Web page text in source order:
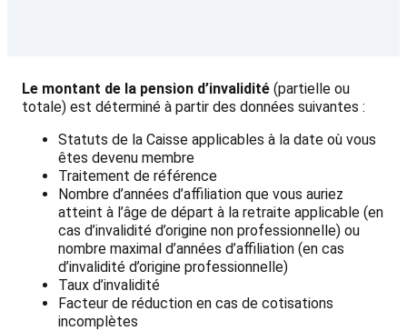
Le montant de la pension d’invalidité (partielle ou
totale) est déterminé à partir des données suivantes :
Statuts de la Caisse applicables à la date où vous
êtes devenu membre
Traitement de référence
Nombre d’années d’affiliation que vous auriez
atteint à l’âge de départ à la retraite applicable (en
cas d’invalidité d’origine non professionnelle) ou
nombre maximal d’années d’affiliation (en cas
d’invalidité d’origine professionnelle)
Taux d’invalidité
Facteur de réduction en cas de cotisations
incomplètes